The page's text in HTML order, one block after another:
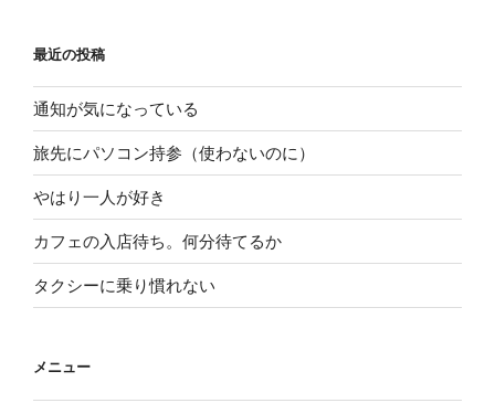
最近の投稿
通知が気になっている
旅先にパソコン持参（使わないのに）
やはり一人が好き
カフェの入店待ち。何分待てるか
タクシーに乗り慣れない
メニュー